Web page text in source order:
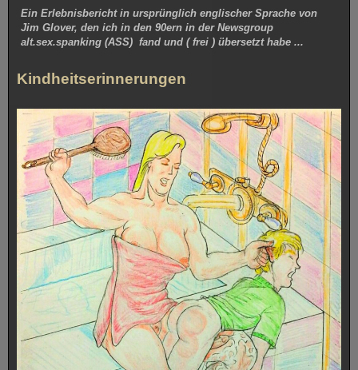
Ein Erlebnisbericht in ursprünglich englischer Sprache von
Jim Glover, den ich in den 90ern in der Newsgroup
alt.sex.spanking (ASS) fand und ( frei ) übersetzt habe ...
Kindheitserinnerungen